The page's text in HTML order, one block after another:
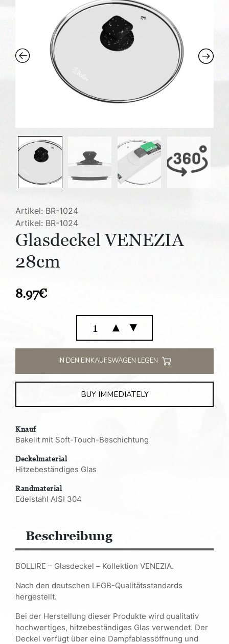
Artikel: BR-1024
Artikel: BR-1024
Glasdeckel VENEZIA
28cm
8.97€
Glasdeckel
28cm
Menge
▲ ▼
IN DEN EINKAUFSWAGEN LEGEN
BUY IMMEDIATELY
Knauf
Bakelit mit Soft-Touch-Beschichtung
Deckelmaterial
Hitzebeständiges Glas
Randmaterial
Edelstahl AISI 304
Beschreibung
BOLLIRE – Glasdeckel – Kollektion VENEZIA.
Nach den deutschen LFGB-Qualitätsstandards
hergestellt.
Bei der Herstellung dieser Produkte wird qualitativ
hochwertiges, hitzebeständiges Glas verwendet. Der
Deckel verfügt über eine Dampfablassöffnung und